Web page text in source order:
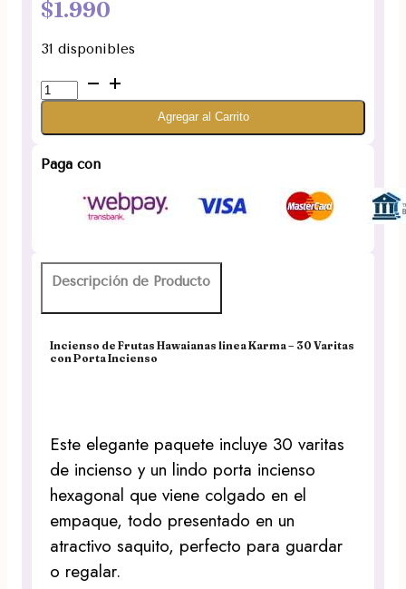
$1.990
31 disponibles
Incienso
de
linea
cantidad
Agregar al Carrito
Paga con
Descripción de Producto
Incienso de Frutas Hawaianas linea Karma – 30 Varitas
con Porta Incienso
Este elegante paquete incluye 30 varitas
de incienso y un lindo porta incienso
hexagonal que viene colgado en el
empaque, todo presentado en un
atractivo saquito, perfecto para guardar
o regalar.